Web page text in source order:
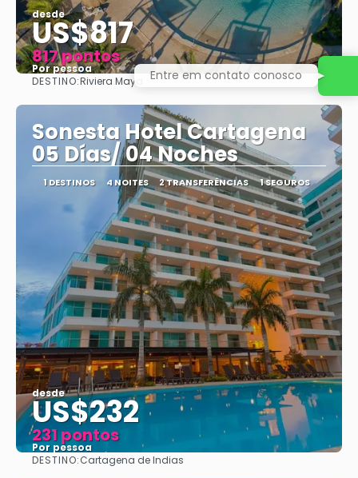
desde
US$817
817 pontos
Por pessoa
Vejo
DESTINO:Riviera Maya
Sonesta Hotel Cartagena
05 Días/ 04 Noches
1 DESTINOS 4 NOITES 2 TRANSFERÊNCIAS 1 SEGUROS
desde
US$232
231 pontos
Por pessoa
Vejo
DESTINO:Cartagena de Indias
Entre em contato conosco